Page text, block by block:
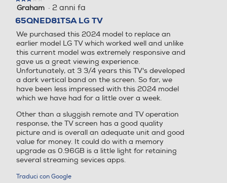
400 x 300
Consumi
Consumo energia stand by-W
0,5
Consumo di energia in modalità SDR per 1000h (kWh)
102
Consumo di energia in modalità HDR per 1000h (kWh)
208
Brilla sotto ogni luce
Che tu guardi un film di giorno o di notte,
l'Intelligenza Artificiale del TV rileva la
luminosità del tuo ambiente e bilancia
l'immagine di conseguenza, per offrirti una
visione nitida e chiara.
AI Sound Pro
Ascolta ogni sfumatura
del suono
Sintonizzatore DVB-C
Sintonizzatore DVB T – MP
EG
Sintonizzatore DVB T – MP
EG
EPG Elettronic Program G
uide
EPG Elettronic Program G
uide
3
5
stelle.
Graham · 2 anni fa
65QNED81TSA LG TV
We purchased this 2024 model to replace an
earlier model LG TV which worked well and unlike
this current model was extremely responsive and
gave us a great viewing experience.
Unfortunately, at 3 3/4 years this TV's developed
a dark vertical band on the screen. So far, we
have been less impressed with this 2024 model
which we have had for a little over a week.
Other than a sluggish remote and TV operation
response, the TV screen has a good quality
picture and is overall an adequate unit and good
value for money. It could do with a memory
upgrade as 0.96GB is a little light for retaining
several streaming sevices apps.
Traduci con Google